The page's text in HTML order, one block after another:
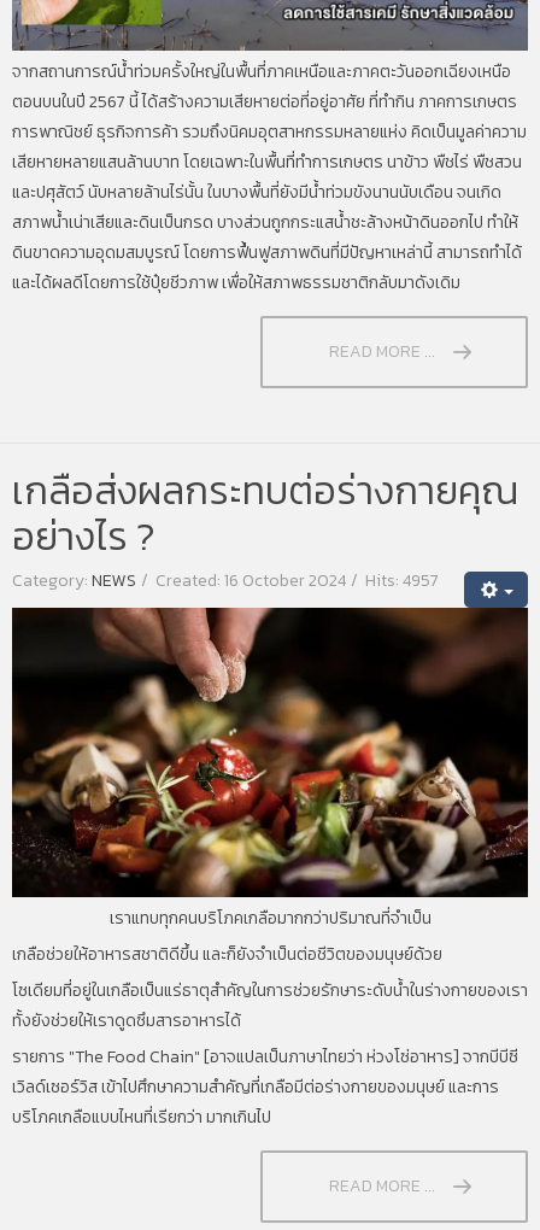
จากสถานการณ์น้ำท่วมครั้งใหญ่ในพื้นที่ภาคเหนือและภาคตะวันออกเฉียงเหนือ
ตอนบนในปี 2567 นี้ ได้สร้างความเสียหายต่อที่อยู่อาศัย ที่ทำกิน ภาคการเกษตร
การพาณิชย์ ธุรกิจการค้า รวมถึงนิคมอุตสาหกรรมหลายแห่ง คิดเป็นมูลค่าความ
เสียหายหลายแสนล้านบาท โดยเฉพาะในพื้นที่ทำการเกษตร นาข้าว พืชไร่ พืชสวน
และปศุสัตว์ นับหลายล้านไร่นั้น ในบางพื้นที่ยังมีน้ำท่วมขังนานนับเดือน จนเกิด
สภาพน้ำเน่าเสียและดินเป็นกรด บางส่วนถูกกระแสน้ำชะล้างหน้าดินออกไป ทำให้
ดินขาดความอุดมสมบูรณ์ โดยการฟื้นฟูสภาพดินที่มีปัญหาเหล่านี้ สามารถทำได้
และได้ผลดีโดยการใช้ปุ๋ยชีวภาพ เพื่อให้สภาพธรรมชาติกลับมาดังเดิม
READ MORE ...
เกลือส่งผลกระทบต่อร่างกายคุณ
อย่างไร ?
Category:NEWS Created: 16 October 2024 Hits: 4957
เราแทบทุกคนบริโภคเกลือมากกว่าปริมาณที่จำเป็น
เกลือช่วยให้อาหารสชาติดีขึ้น และก็ยังจำเป็นต่อชีวิตของมนุษย์ด้วย
โซเดียมที่อยู่ในเกลือเป็นแร่ธาตุสำคัญในการช่วยรักษาระดับน้ำในร่างกายของเรา
ทั้งยังช่วยให้เราดูดซึมสารอาหารได้
รายการ "The Food Chain" [อาจแปลเป็นภาษาไทยว่า ห่วงโซ่อาหาร] จากบีบีซี
เวิลด์เซอร์วิส เข้าไปศึกษาความสำคัญที่เกลือมีต่อร่างกายของมนุษย์ และการ
บริโภคเกลือแบบไหนที่เรียกว่า มากเกินไป
READ MORE ...